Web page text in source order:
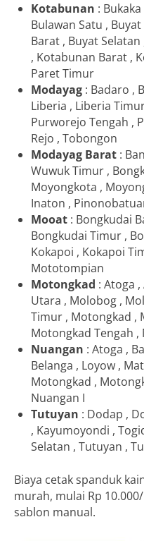
Kotabunan :
Bulawan Satu ,
Barat , Buyat
, Kotabunan Barat ,
Paret Timur
Modayag : Badaro ,
Liberia , Liberia
Purworejo Tengah ,
Rejo , Tobongon
Modayag Barat :
Wuwuk Timur ,
Moyongkota ,
Inaton ,
Mooat : Bongkudai
Bongkudai Timur ,
Kokapoi , Kokapoi
Mototompian
Motongkad : Atoga ,
Utara , Molobog ,
Timur , Motongkad ,
Motongkad Tengah
Nuangan : Atoga ,
Belanga , Loyow ,
Motongkad ,
Nuangan I
Tutuyan : Dodap ,
, Kayumoyondi ,
Selatan , Tutuyan ,
Biaya cetak spanduk
murah, mulai Rp
sablon manual.